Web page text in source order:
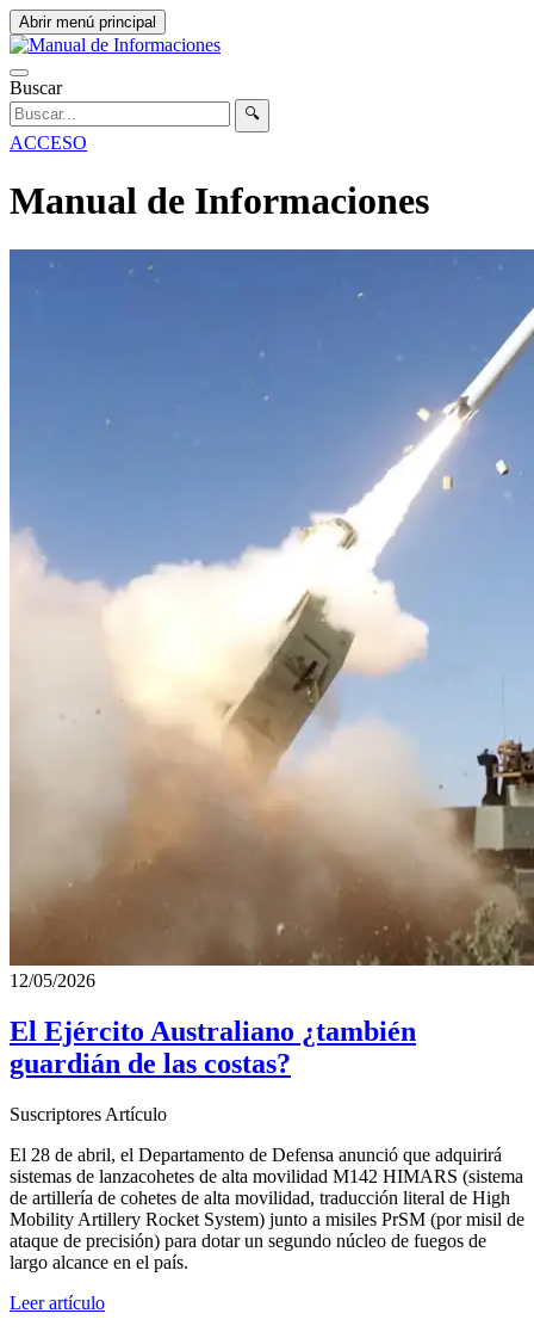
Abrir menú principal
Buscar
🔍
ACCESO
Manual de Informaciones
12/05/2026
El Ejército Australiano ¿también
guardián de las costas?
Suscriptores Artículo
El 28 de abril, el Departamento de Defensa anunció que adquirirá
sistemas de lanzacohetes de alta movilidad M142 HIMARS (sistema
de artillería de cohetes de alta movilidad, traducción literal de High
Mobility Artillery Rocket System) junto a misiles PrSM (por misil de
ataque de precisión) para dotar un segundo núcleo de fuegos de
largo alcance en el país.
Leer artículo